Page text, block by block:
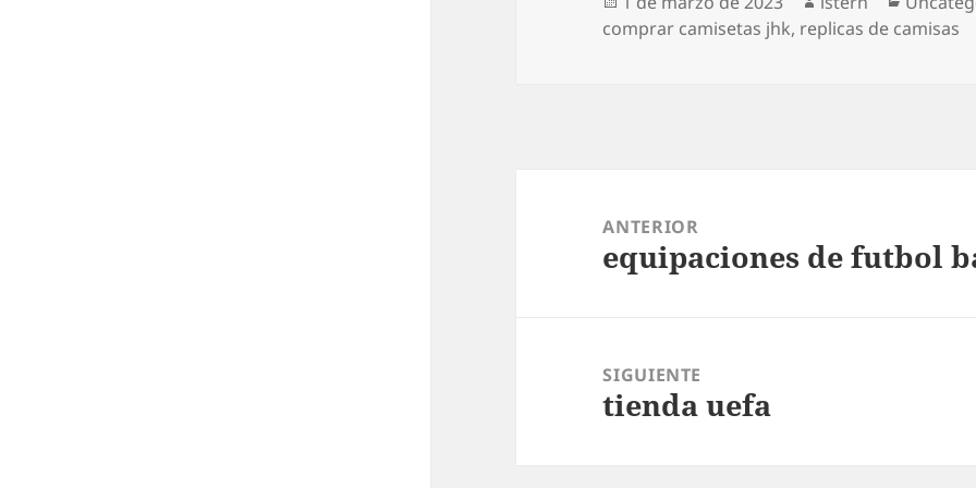
el
comprar camisetas jhk, replicas de camisas
entradas
ANTERIOR
Entrada
equipaciones de futbol
SIGUIENTE
Entrada
tienda uefa